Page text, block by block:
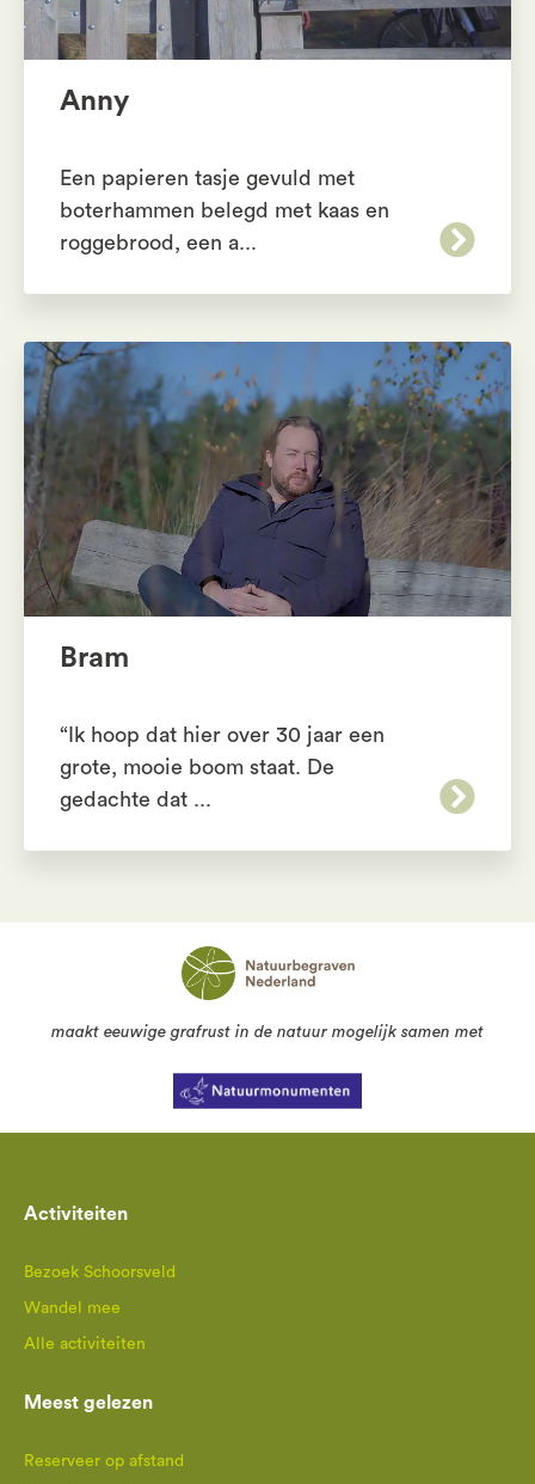
Anny
Een papieren tasje gevuld met
boterhammen belegd met kaas en
roggebrood, een a...
Bram
“Ik hoop dat hier over 30 jaar een
grote, mooie boom staat. De
gedachte dat ...
maakt eeuwige grafrust in de natuur mogelijk samen met
Activiteiten
Bezoek Schoorsveld
Wandel mee
Alle activiteiten
Meest gelezen
Reserveer op afstand